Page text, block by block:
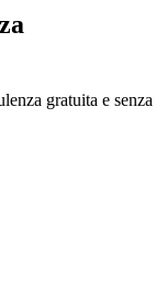
gratuita e senza